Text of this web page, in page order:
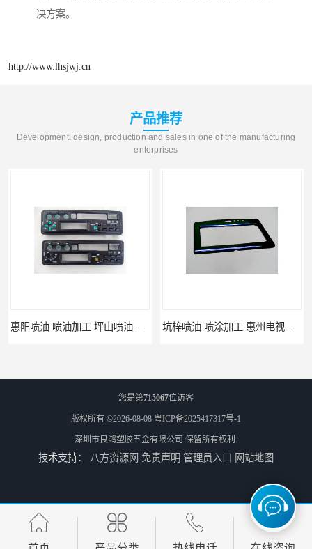
决方案。
http://www.lhsjwj.cn
产品推荐
Development, design, production and sales in one of the manufacturing
enterprises
坪地喷油 加工厂 坪地手机壳喷油加工厂 龙岗喷油 加工定制 惠州小夜灯喷涂加工
您是第715067位访客
版权所有 ©2026-08-08 粤ICP备2025417317号-1
深圳市良鸿塑胶五金有限公司 保留所有权利.
技术支持： 八方资源网 免责声明 管理员入口 网站地图